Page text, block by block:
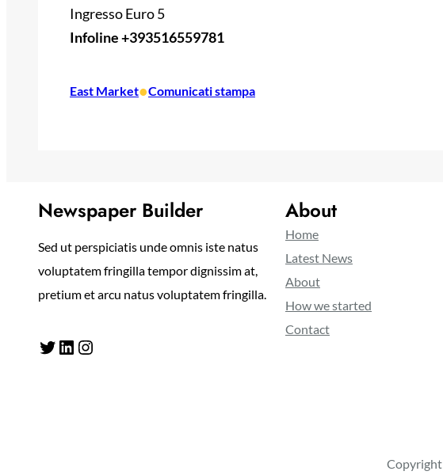
Ingresso Euro 5
Infoline +393516559781
East Market•Comunicati stampa
Newspaper Builder
Sed ut perspiciatis unde omnis iste natus
voluptatem fringilla tempor dignissim at,
pretium et arcu natus voluptatem fringilla.
Twitter LinkedIn Instagram
About
Home
Latest News
About
How we started
Contact